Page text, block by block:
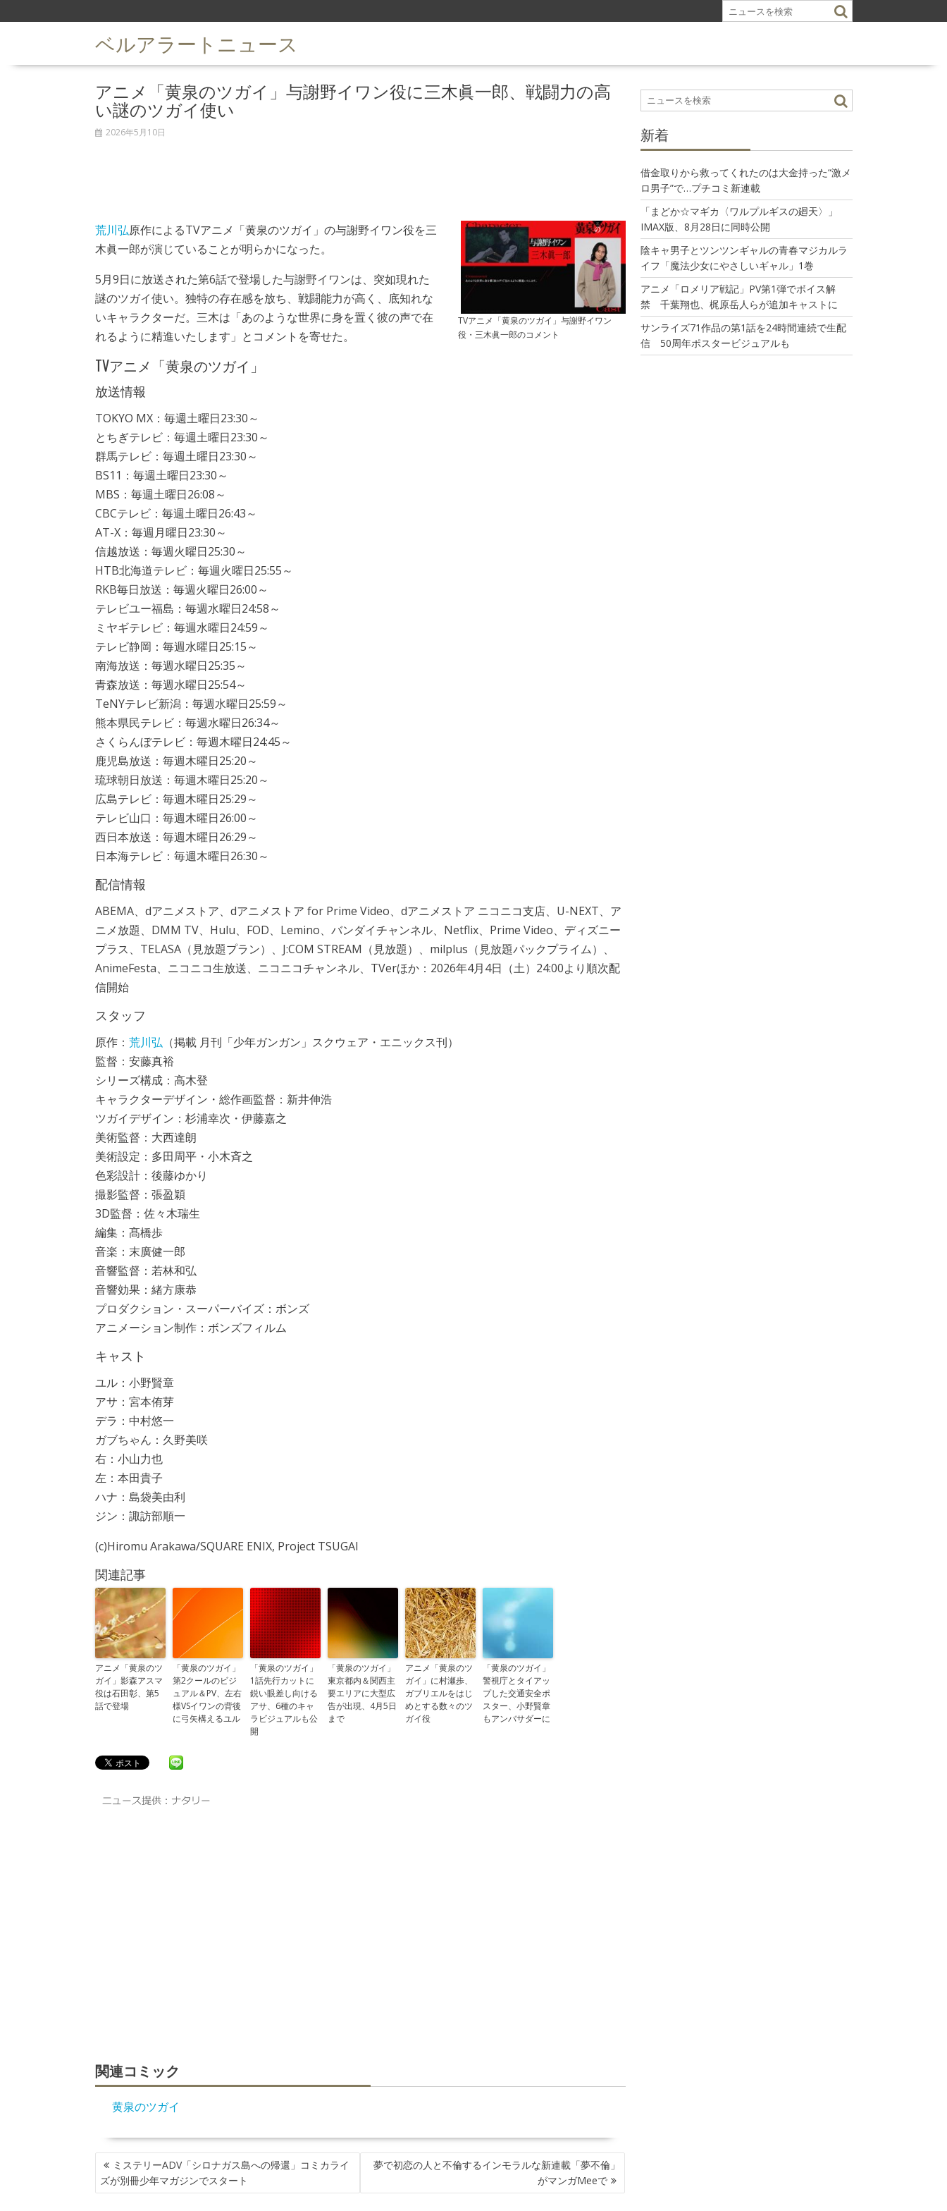
k
ベルアラートニュース
アニメ「黄泉のツガイ」与謝野イワン役に三木眞一郎、戦闘力の高
い謎のツガイ使い
2026年5月10日
TVアニメ「黄泉のツガイ」与謝野イワン
役・三木眞一郎のコメント
荒川弘原作によるTVアニメ「黄泉のツガイ」の与謝野イワン役を三
木眞一郎が演じていることが明らかになった。
5月9日に放送された第6話で登場した与謝野イワンは、突如現れた
謎のツガイ使い。独特の存在感を放ち、戦闘能力が高く、底知れな
いキャラクターだ。三木は「あのような世界に身を置く彼の声で在
れるように精進いたします」とコメントを寄せた。
TVアニメ「黄泉のツガイ」
放送情報
TOKYO MX：毎週土曜日23:30～
とちぎテレビ：毎週土曜日23:30～
群馬テレビ：毎週土曜日23:30～
BS11：毎週土曜日23:30～
MBS：毎週土曜日26:08～
CBCテレビ：毎週土曜日26:43～
AT-X：毎週月曜日23:30～
信越放送：毎週火曜日25:30～
HTB北海道テレビ：毎週火曜日25:55～
RKB毎日放送：毎週火曜日26:00～
テレビユー福島：毎週水曜日24:58～
ミヤギテレビ：毎週水曜日24:59～
テレビ静岡：毎週水曜日25:15～
南海放送：毎週水曜日25:35～
青森放送：毎週水曜日25:54～
TeNYテレビ新潟：毎週水曜日25:59～
熊本県民テレビ：毎週水曜日26:34～
さくらんぼテレビ：毎週木曜日24:45～
鹿児島放送：毎週木曜日25:20～
琉球朝日放送：毎週木曜日25:20～
広島テレビ：毎週木曜日25:29～
テレビ山口：毎週木曜日26:00～
西日本放送：毎週木曜日26:29～
日本海テレビ：毎週木曜日26:30～
配信情報
ABEMA、dアニメストア、dアニメストア for Prime Video、dアニメストア ニコニコ支店、U-NEXT、ア
ニメ放題、DMM TV、Hulu、FOD、Lemino、バンダイチャンネル、Netflix、Prime Video、ディズニー
プラス、TELASA（見放題プラン）、J:COM STREAM（見放題）、milplus（見放題パックプライム）、
AnimeFesta、ニコニコ生放送、ニコニコチャンネル、TVerほか：2026年4月4日（土）24:00より順次配
信開始
スタッフ
原作： 荒川弘 （掲載 月刊「少年ガンガン」スクウェア・エニックス刊）
監督：安藤真裕
シリーズ構成：高木登
キャラクターデザイン・総作画監督：新井伸浩
ツガイデザイン：杉浦幸次・伊藤嘉之
美術監督：大西達朗
美術設定：多田周平・小木斉之
色彩設計：後藤ゆかり
撮影監督：張盈穎
3D監督：佐々木瑞生
編集：髙橋歩
音楽：末廣健一郎
音響監督：若林和弘
音響効果：緒方康恭
プロダクション・スーパーバイズ：ボンズ
アニメーション制作：ボンズフィルム
キャスト
ユル：小野賢章
アサ：宮本侑芽
デラ：中村悠一
ガブちゃん：久野美咲
右：小山力也
左：本田貴子
ハナ：島袋美由利
ジン：諏訪部順一
(c)Hiromu Arakawa/SQUARE ENIX, Project TSUGAI
関連記事
アニメ「黄泉のツ
ガイ」影森アスマ
役は石田彰、第5
話で登場
「黄泉のツガイ」
第2クールのビジ
ュアル＆PV、左右
様VSイワンの背後
に弓矢構えるユル
「黄泉のツガイ」
1話先行カットに
鋭い眼差し向ける
アサ、6種のキャ
ラビジュアルも公
開
「黄泉のツガイ」
東京都内＆関西主
要エリアに大型広
告が出現、4月5日
まで
アニメ「黄泉のツ
ガイ」に村瀬歩、
ガブリエルをはじ
めとする数々のツ
ガイ役
「黄泉のツガイ」
警視庁とタイアッ
プした交通安全ポ
スター、小野賢章
もアンバサダーに
関連コミック
黄泉のツガイ
投
稿
ナ
ミステリーADV「シロナガス島への帰還」コミカライ
ズが別冊少年マガジンでスタート
夢で初恋の人と不倫するインモラルな新連載「夢不倫」
がマンガMeeで
新着
借金取りから救ってくれたのは大金持った“激メ
ロ男子”で…プチコミ新連載
「まどか☆マギカ〈ワルプルギスの廻天〉」
IMAX版、8月28日に同時公開
陰キャ男子とツンツンギャルの青春マジカルラ
イフ「魔法少女にやさしいギャル」1巻
アニメ「ロメリア戦記」PV第1弾でボイス解
禁 千葉翔也、梶原岳人らが追加キャストに
サンライズ71作品の第1話を24時間連続で生配
信 50周年ポスタービジュアルも